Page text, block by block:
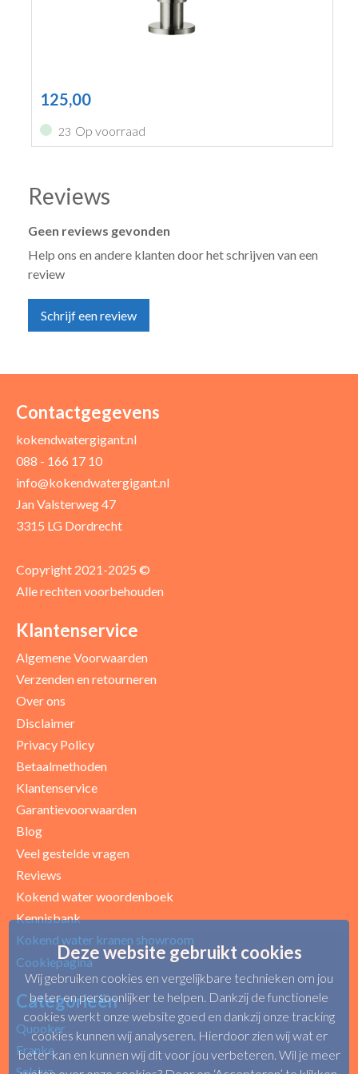
125,00
23 Op voorraad
Reviews
Geen reviews gevonden
Help ons en andere klanten door het schrijven van een
review
Schrijf een review
Uw naam *
Uw recensie *
Uw beoordeling
Contactgegevens
kokendwatergigant.nl
088 - 166 17 10
info@kokendwatergigant.nl
Jan Valsterweg 47
3315 LG Dordrecht
Copyright 2021-2025 ©
Alle rechten voorbehouden
Klantenservice
Algemene Voorwaarden
Verzenden en retourneren
Over ons
Disclaimer
Privacy Policy
Betaalmethoden
Klantenservice
Garantievoorwaarden
Blog
Veel gestelde vragen
Reviews
Kokend water woordenboek
Kennisbank
Kokend water kranen showroom
Cookiepagina
Categorieën
Quooker
Franke
Deze website gebruikt cookies
Wij gebruiken cookies en vergelijkbare technieken om jou
beter en persoonlijker te helpen. Dankzij de functionele
cookies werkt onze website goed en dankzij onze tracking
cookies kunnen wij analyseren. Hierdoor zien wij wat er
beter kan en kunnen wij dit voor jou verbeteren. Wil je meer